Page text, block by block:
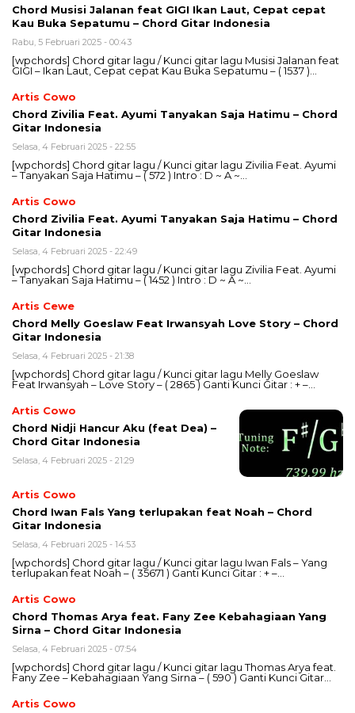
Chord Musisi Jalanan feat GIGI Ikan Laut, Cepat cepat
Kau Buka Sepatumu – Chord Gitar Indonesia
Rabu, 5 Februari 2025 - 00:43
[wpchords] Chord gitar lagu / Kunci gitar lagu Musisi Jalanan feat
GIGI – Ikan Laut, Cepat cepat Kau Buka Sepatumu – ( 1537 )…
Artis Cowo
Chord Zivilia Feat. Ayumi Tanyakan Saja Hatimu – Chord
Gitar Indonesia
Selasa, 4 Februari 2025 - 22:55
[wpchords] Chord gitar lagu / Kunci gitar lagu Zivilia Feat. Ayumi
– Tanyakan Saja Hatimu – ( 572 ) Intro : D ~ A ~…
Artis Cowo
Chord Zivilia Feat. Ayumi Tanyakan Saja Hatimu – Chord
Gitar Indonesia
Selasa, 4 Februari 2025 - 22:49
[wpchords] Chord gitar lagu / Kunci gitar lagu Zivilia Feat. Ayumi
– Tanyakan Saja Hatimu – ( 1452 ) Intro : D ~ A ~…
Artis Cewe
Chord Melly Goeslaw Feat Irwansyah Love Story – Chord
Gitar Indonesia
Selasa, 4 Februari 2025 - 21:38
[wpchords] Chord gitar lagu / Kunci gitar lagu Melly Goeslaw
Feat Irwansyah – Love Story – ( 2865 ) Ganti Kunci Gitar : + –…
Artis Cowo
Chord Nidji Hancur Aku (feat Dea) –
Chord Gitar Indonesia
Selasa, 4 Februari 2025 - 21:29
Artis Cowo
Chord Iwan Fals Yang terlupakan feat Noah – Chord
Gitar Indonesia
Selasa, 4 Februari 2025 - 14:53
[wpchords] Chord gitar lagu / Kunci gitar lagu Iwan Fals – Yang
terlupakan feat Noah – ( 35671 ) Ganti Kunci Gitar : + –…
Artis Cowo
Chord Thomas Arya feat. Fany Zee Kebahagiaan Yang
Sirna – Chord Gitar Indonesia
Selasa, 4 Februari 2025 - 07:54
[wpchords] Chord gitar lagu / Kunci gitar lagu Thomas Arya feat.
Fany Zee – Kebahagiaan Yang Sirna – ( 590 ) Ganti Kunci Gitar…
Artis Cowo